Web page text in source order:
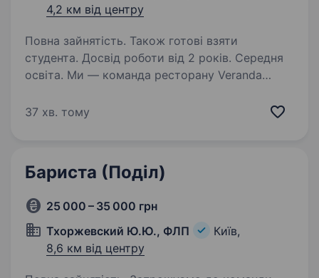
4,2 км від центру
Повна зайнятість. Також готові взяти
студента. Досвід роботи від 2 років. Середня
освіта. Ми — команда ресторану Veranda
Ми робимо все, щоб кожен гість відчував себе
37 хв. тому
Бариста (Поділ)
25 000 – 35 000 грн
Тхоржевский Ю.Ю., ФЛП
Київ,
8,6 км від центру